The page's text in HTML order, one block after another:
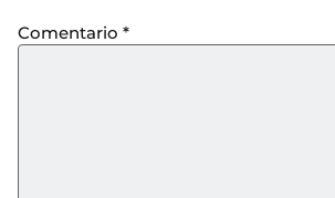
Comentario *